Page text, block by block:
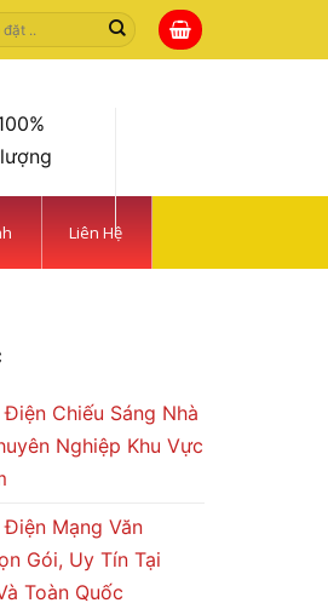
Liên Hệ
Chiếu Sáng Nhà
Nghiệp Khu Vực
Mạng Văn
Gói, Uy Tín Tại
Toàn Quốc